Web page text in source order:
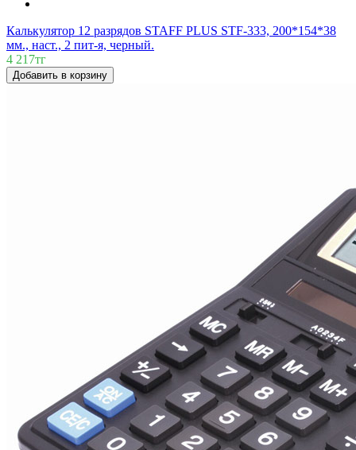
Калькулятор 12 разрядов STAFF PLUS STF-333, 200*154*38
мм., наст., 2 пит-я, черный.
4 217тг
Добавить в корзину